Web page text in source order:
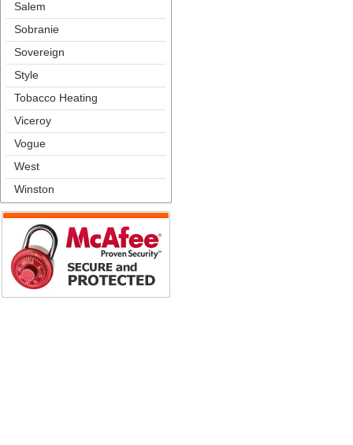
Salem
Sobranie
Sovereign
Style
Tobacco Heating
Viceroy
Vogue
West
Winston